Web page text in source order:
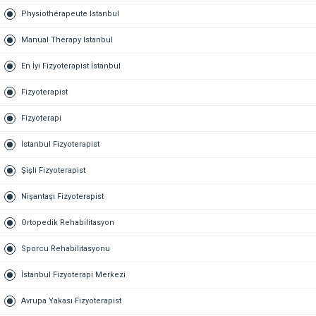
Physiothérapeute Istanbul
Manual Therapy Istanbul
En İyi Fizyoterapist İstanbul
Fizyoterapist
Fizyoterapi
İstanbul Fizyoterapist
Şişli Fizyoterapist
Nişantaşı Fizyoterapist
Ortopedik Rehabilitasyon
Sporcu Rehabilitasyonu
İstanbul Fizyoterapi Merkezi
Avrupa Yakası Fizyoterapist